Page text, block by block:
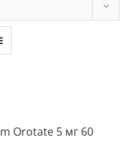
Orotate 5 мг 60